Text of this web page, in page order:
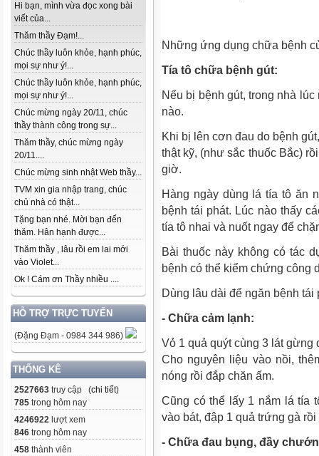
Hi bạn, mình vừa đọc xong bài
viết của...
Thăm thầy Đạm!...
Chúc thầy luôn khỏe, hạnh phúc,
mọi sự như ý!...
Chúc thầy luôn khỏe, hạnh phúc,
mọi sự như ý!...
Chúc mừng ngày 20/11, chúc
thầy thành công trong sự...
Thăm thầy, chúc mừng ngày
20/11....
Chúc mừng sinh nhật Web thầy...
TVM xin gia nhập trang, chúc
chủ nhà có thật...
Tặng bạn nhé. Mời bạn đến
thăm. Hân hạnh được...
Thăm thầy , lâu rồi em lai mới
vào Violet...
Ok ! Cám ơn Thầy nhiều ....
HỖ TRỢ TRỰC TUYẾN
(Đặng Đạm - 0984 344 986)
THỐNG KÊ
2527663 truy cập (chi tiết)
785 trong hôm nay
4246922 lượt xem
846 trong hôm nay
458 thành viên
Những ứng dụng chữa bệnh
Tía tô chữa bệnh gút:
Nếu bị bệnh gút, trong nhà
nào.
Khi bị lên cơn đau do bệnh
thật kỹ, (như sắc thuốc Bắc)
giờ.
Hàng ngày dùng lá tía tô ăn
bệnh tái phát. Lúc nào thấy
tía tô nhai và nuốt ngay để
Bài thuốc này không có tác
bệnh có thể kiểm chứng công
Dùng lâu dài để ngăn bệnh tái
- Chữa cảm lạnh:
Vỏ 1 quả quýt cùng 3 lát
Cho nguyên liệu vào nồi,
nóng rồi đắp chăn ấm.
Cũng có thể lấy 1 nắm lá tía
vào bát, đập 1 quả trứng gà
- Chữa đau bụng, đầy